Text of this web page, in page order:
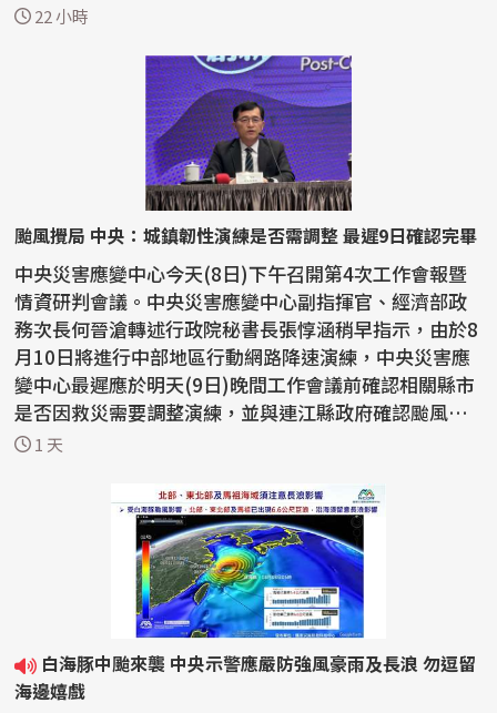
潮水位...
22 小時
颱風攪局 中央：城鎮韌性演練是否需調整 最遲9日確認完畢
中央災害應變中心今天(8日)下午召開第4次工作會報暨
情資研判會議。中央災害應變中心副指揮官、經濟部政
務次長何晉滄轉述行政院秘書長張惇涵稍早指示，由於8
月10日將進行中部地區行動網路降速演練，中央災害應
變中心最遲應於明天(9日)晚間工作會議前確認相關縣市
是否因救災需要調整演練，並與連江縣政府確認颱風對8
月1...
1 天
海邊嬉戲